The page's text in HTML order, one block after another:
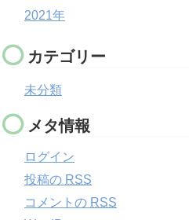
2021年
カテゴリー
未分類
メタ情報
ログイン
投稿の RSS
コメントの RSS